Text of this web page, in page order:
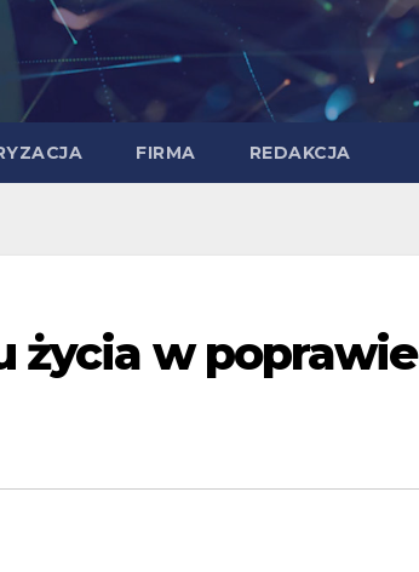
FIRMA REDAKCJA
życia w poprawie